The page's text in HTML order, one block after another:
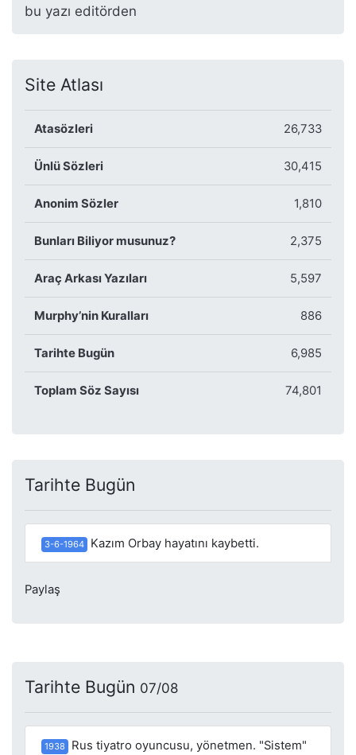
bu yazı editörden
Site Atlası
Atasözleri 26,733
Ünlü Sözleri 30,415
Anonim Sözler 1,810
Bunları Biliyor musunuz? 2,375
Araç Arkası Yazıları 5,597
Murphy’nin Kuralları 886
Tarihte Bugün 6,985
Toplam Söz Sayısı 74,801
Tarihte Bugün
3-6-1964 Kazım Orbay hayatını kaybetti.
Paylaş
Tarihte Bugün 07/08
1938
Rus tiyatro oyuncusu, yönetmen. "Sistem"